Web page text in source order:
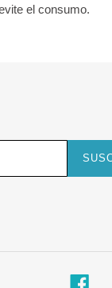
el consumo.